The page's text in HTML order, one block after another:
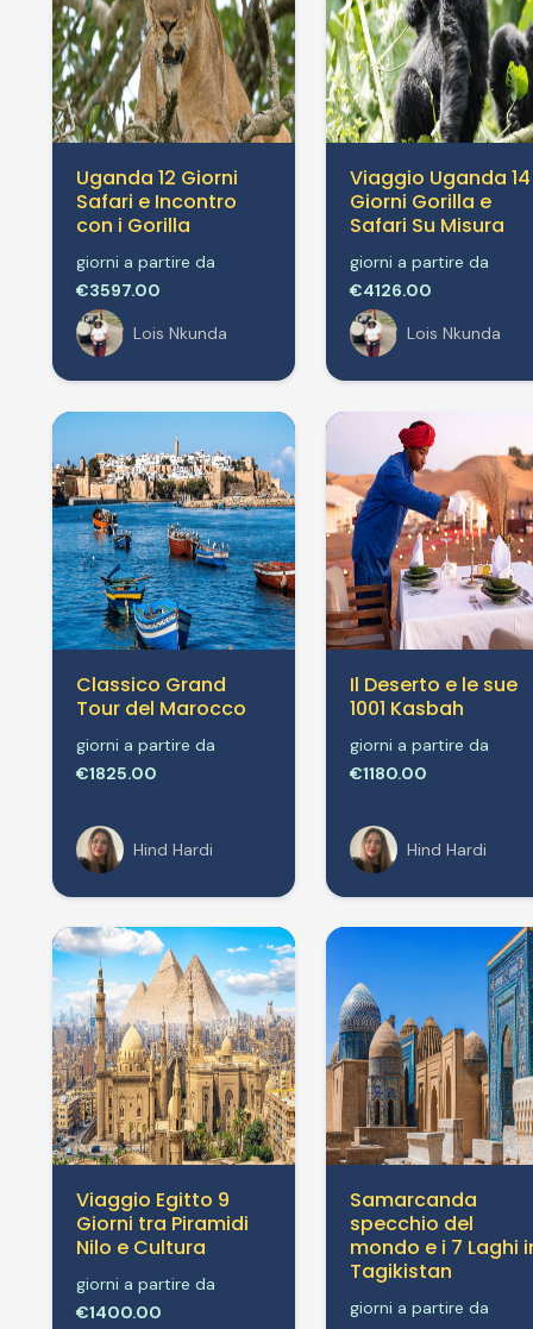
Uganda 12 Giorni
Safari e Incontro
con i Gorilla
giorni a partire da
€3597.00
Lois Nkunda
Viaggio Uganda 14
Giorni Gorilla e
Safari Su Misura
giorni a partire da
€4126.00
Lois Nkunda
Classico Grand
Tour del Marocco
giorni a partire da
€1825.00
Hind Hardi
Il Deserto e le sue
1001 Kasbah
giorni a partire da
€1180.00
Hind Hardi
Viaggio Egitto 9
Giorni tra Piramidi
Nilo e Cultura
giorni a partire da
€1400.00
Samarcanda
specchio del
mondo e i 7 Laghi
Tagikistan
giorni a partire da